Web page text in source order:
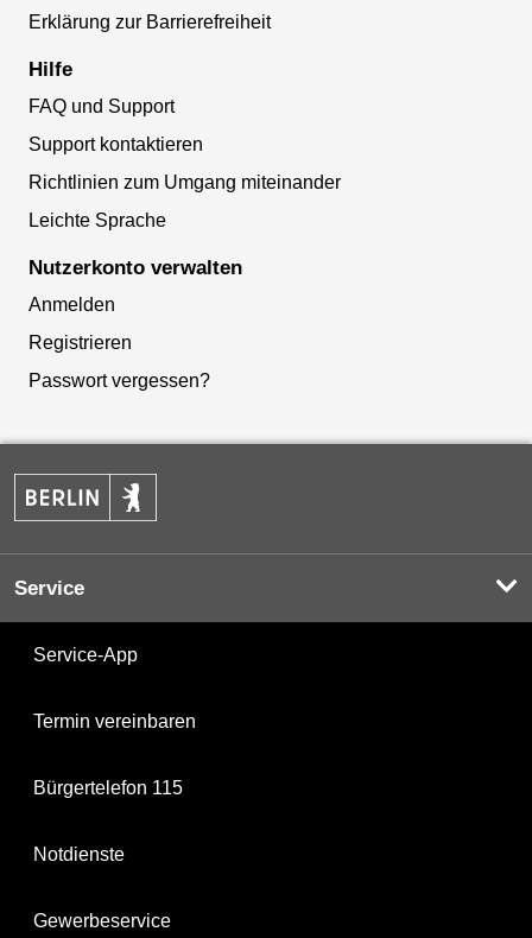
Erklärung zur Barrierefreiheit
Hilfe
FAQ und Support
Support kontaktieren
Richtlinien zum Umgang miteinander
Leichte Sprache
Nutzerkonto verwalten
Anmelden
Registrieren
Passwort vergessen?
Service
Service-App
Termin vereinbaren
Bürgertelefon 115
Notdienste
Gewerbeservice